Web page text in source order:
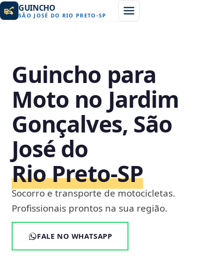
GUINCHO
SÃO JOSÉ DO RIO PRETO -SP
Guincho para
Moto no Jardim
Gonçalves, São
José do
Rio Preto‑SP
Socorro e transporte de motocicletas.
Profissionais prontos na sua região.
FALE NO WHATSAPP